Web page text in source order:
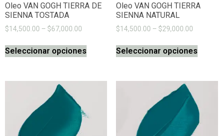
Oleo VAN GOGH TIERRA DE
SIENNA TOSTADA
$14,500.00 – $67,000.00
Seleccionar opciones
Oleo VAN GOGH TIERRA
SIENNA NATURAL
$14,500.00 – $29,000.00
Seleccionar opciones